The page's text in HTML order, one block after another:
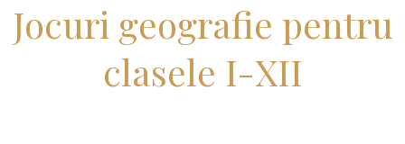
Jocuri geografie pentru
clasele I-XII